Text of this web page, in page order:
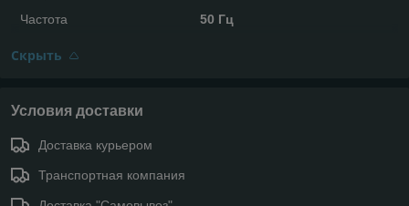
Частота
50 Гц
Скрыть
Условия доставки
Доставка курьером
Транспортная компания